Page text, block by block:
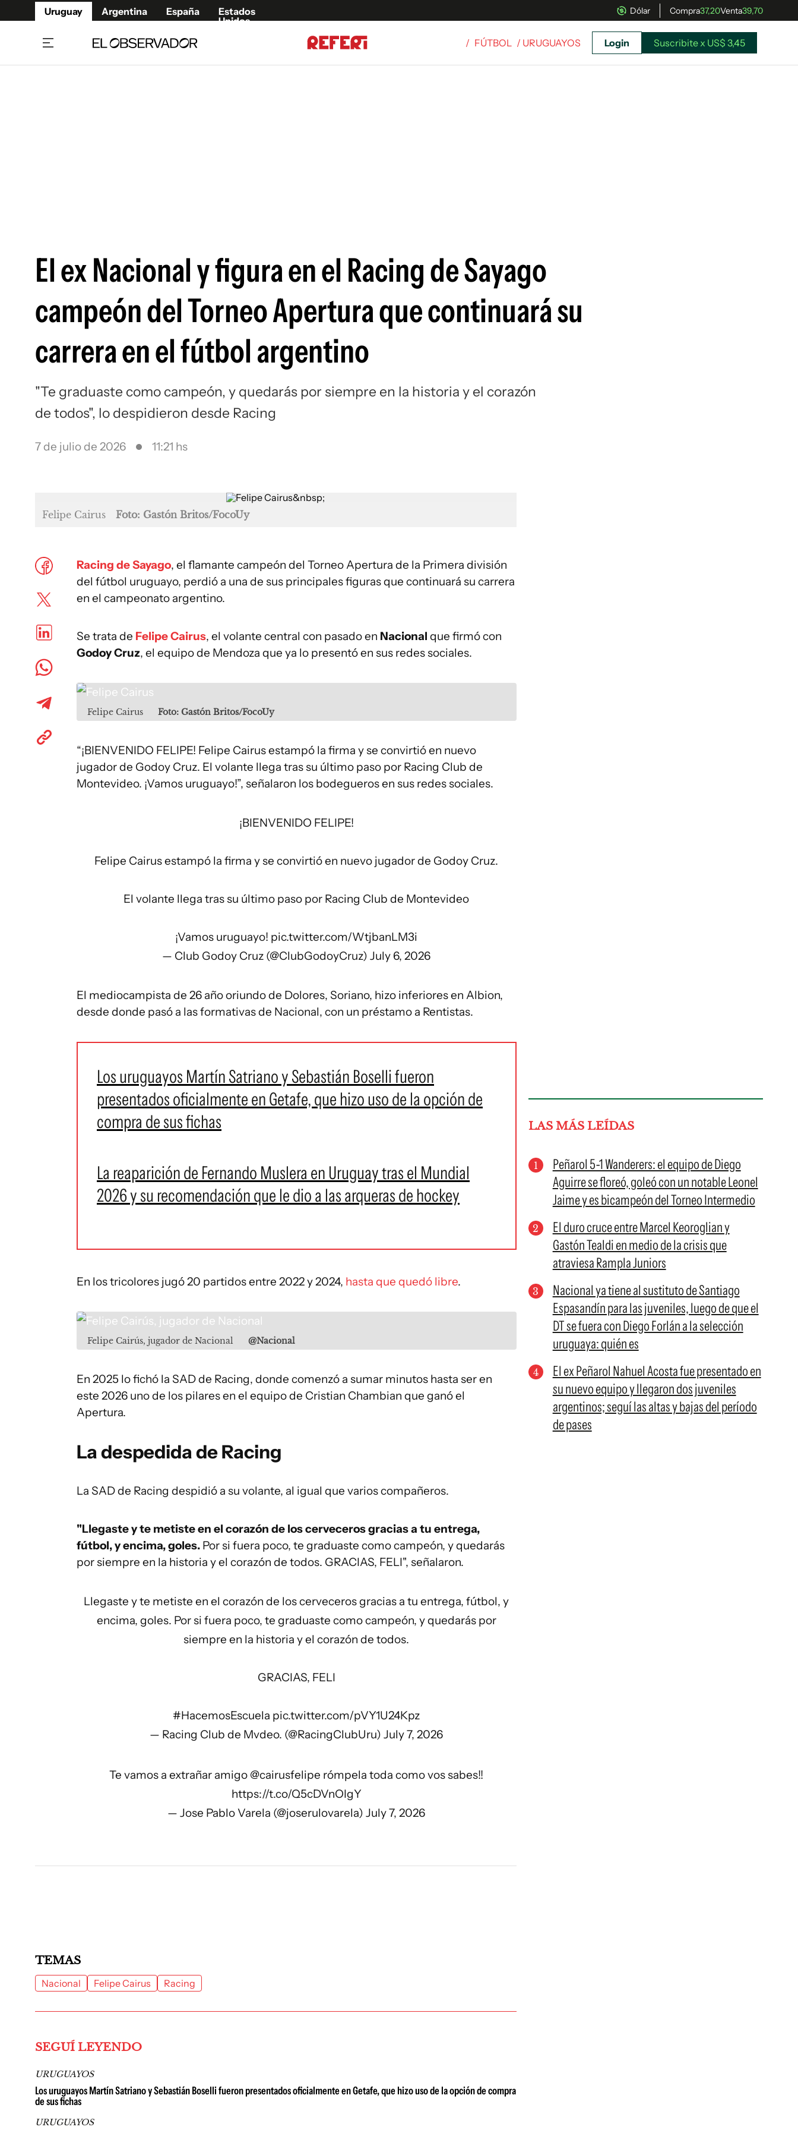
Uruguay Argentina España
Estados
Unidos
Dólar Compra37,20Venta39,70
Siguenos en:
/ FÚTBOL / URUGUAYOS Login Suscribite x US$ 3,45
El ex Nacional y figura en el Racing de Sayago
campeón del Torneo Apertura que continuará su
carrera en el fútbol argentino
"Te graduaste como campeón, y quedarás por siempre en la historia y el corazón
de todos", lo despidieron desde Racing
7 de julio de 2026 11:21 hs
Felipe Cairus Foto: Gastón Britos/FocoUy
Racing de Sayago, el flamante campeón del Torneo Apertura de la Primera división
del fútbol uruguayo, perdió a una de sus principales figuras que continuará su carrera
en el campeonato argentino.
Se trata de Felipe Cairus, el volante central con pasado en Nacional que firmó con
Godoy Cruz, el equipo de Mendoza que ya lo presentó en sus redes sociales.
Felipe Cairus Foto: Gastón Britos/FocoUy
“¡BIENVENIDO FELIPE! Felipe Cairus estampó la firma y se convirtió en nuevo
jugador de Godoy Cruz. El volante llega tras su último paso por Racing Club de
Montevideo. ¡Vamos uruguayo!”, señalaron los bodegueros en sus redes sociales.
¡BIENVENIDO FELIPE!
Felipe Cairus estampó la firma y se convirtió en nuevo jugador de Godoy Cruz.
El volante llega tras su último paso por Racing Club de Montevideo
¡Vamos uruguayo! pic.twitter.com/WtjbanLM3i
— Club Godoy Cruz (@ClubGodoyCruz)July 6, 2026
El mediocampista de 26 año oriundo de Dolores, Soriano, hizo inferiores en Albion,
desde donde pasó a las formativas de Nacional, con un préstamo a Rentistas.
Los uruguayos Martín Satriano y Sebastián Boselli fueron
presentados oficialmente en Getafe, que hizo uso de la opción de
compra de sus fichas
La reaparición de Fernando Muslera en Uruguay tras el Mundial
2026 y su recomendación que le dio a las arqueras de hockey
En los tricolores jugó 20 partidos entre 2022 y 2024, hasta que quedó libre.
Felipe Cairús, jugador de Nacional @Nacional
En 2025 lo fichó la SAD de Racing, donde comenzó a sumar minutos hasta ser en
este 2026 uno de los pilares en el equipo de Cristian Chambian que ganó el
Apertura.
La despedida de Racing
La SAD de Racing despidió a su volante, al igual que varios compañeros.
"Llegaste y te metiste en el corazón de los cerveceros gracias a tu entrega,
fútbol, y encima, goles. Por si fuera poco, te graduaste como campeón, y quedarás
por siempre en la historia y el corazón de todos. GRACIAS, FELI", señalaron.
Llegaste y te metiste en el corazón de los cerveceros gracias a tu entrega, fútbol, y
encima, goles. Por si fuera poco, te graduaste como campeón, y quedarás por
siempre en la historia y el corazón de todos.
GRACIAS, FELI
#HacemosEscuela pic.twitter.com/pVY1U24Kpz
— Racing Club de Mvdeo. (@RacingClubUru)July 7, 2026
Te vamos a extrañar amigo @cairusfelipe rómpela toda como vos sabes!!
https://t.co/Q5cDVnOIgY
— Jose Pablo Varela (@joserulovarela)July 7, 2026
LAS MÁS LEÍDAS
Peñarol 5-1 Wanderers: el equipo de Diego
Aguirre se floreó, goleó con un notable Leonel
Jaime y es bicampeón del Torneo Intermedio
El duro cruce entre Marcel Keoroglian y
Gastón Tealdi en medio de la crisis que
atraviesa Rampla Juniors
Nacional ya tiene al sustituto de Santiago
Espasandín para las juveniles, luego de que el
DT se fuera con Diego Forlán a la selección
uruguaya: quién es
El ex Peñarol Nahuel Acosta fue presentado en
su nuevo equipo y llegaron dos juveniles
argentinos; seguí las altas y bajas del período
de pases
TEMAS
Nacional Felipe Cairus Racing
SEGUÍ LEYENDO
URUGUAYOS
Los uruguayos Martín Satriano y Sebastián Boselli fueron presentados oficialmente en Getafe, que hizo uso de la opción de compra
de sus fichas
URUGUAYOS